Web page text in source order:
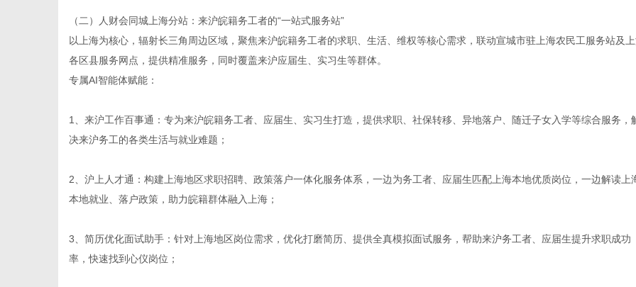
（二） 人财会同城上海分站 ：来沪皖籍务工者的“一站式服务站”
以上海为核心，辐射长三角周边区域，聚焦来沪皖籍务工者的求职、生活、维权等核心需求，联动宣城市驻上海农民工服务站及
各区县服务网点，提供精准服务，同时覆盖来沪应届生、实习生等群体。
专属AI智能体赋能：
1、来沪工作百事通：专为来沪皖籍务工者、应届生、实习生打造，提供求职、社保转移、异地落户、随迁子女入学等综合服务，
决来沪务工的各类生活与就业难题；
2、沪上人才通：构建上海地区求职招聘、政策落户一体化服务体系，一边为务工者、应届生匹配上海本地优质岗位，一边解读上
本地就业、落户政策，助力皖籍群体融入上海；
3、简历优化面试助手：针对上海地区岗位需求，优化打磨简历、提供全真模拟面试服务，帮助来沪务工者、应届生提升求职成功
率，快速找到心仪岗位；